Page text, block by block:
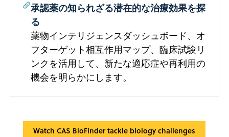
承認薬の知られざる潜在的な治療効果を探
る
薬物インテリジェンスダッシュボード、オ
フターゲット相互作用マップ、臨床試験リ
ンクを活用して、新たな適応症や再利用の
機会を明らかにします。
Watch CAS BioFinder tackle biology challenges